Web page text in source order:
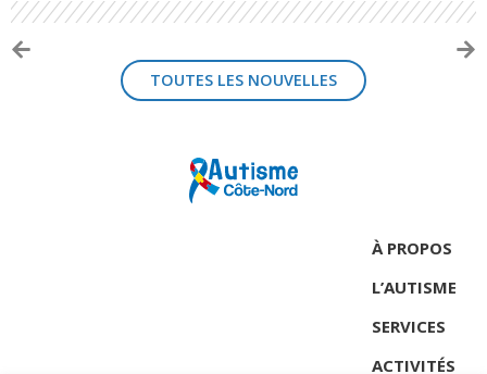
TOUTES LES NOUVELLES
À PROPOS
L’AUTISME
SERVICES
ACTIVITÉS